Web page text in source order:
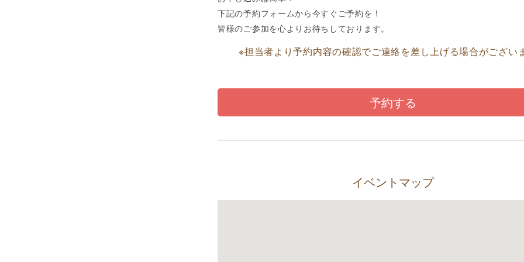
下記の予約フォームから今すぐご予約を！
皆様のご参加を心よりお待ちしております。
※担当者より予約内容の確認でご連絡を差し上げる場合がござい
予約する
イベントマップ